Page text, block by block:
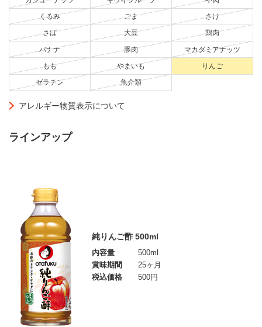
くるみ ごま さけ
さば 大豆 鶏肉
バナナ 豚肉 マカダミアナッツ
もも やまいも りんご
ゼラチン 魚介類
アレルギー物質表示について
ラインアップ
純りんご酢 500ml
内容量
500ml
賞味期間
25ヶ月
税込価格
500円